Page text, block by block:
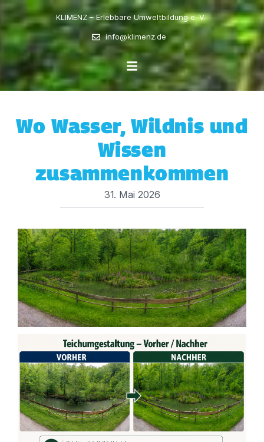
KLIMENZ – Erlebbare Umweltbildung e. V.
info@klimenz.de
Wo Wasser, Wildnis und
Wissen
zusammenkommen
31. Mai 2026